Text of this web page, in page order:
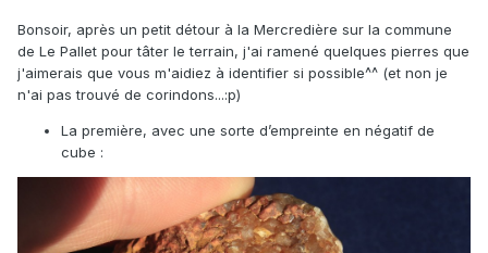
Bonsoir, après un petit détour à la Mercredière sur la commune
de Le Pallet pour tâter le terrain, j'ai ramené quelques pierres que
j'aimerais que vous m'aidiez à identifier si possible^^ (et non je
n'ai pas trouvé de corindons...:p)
La première, avec une sorte d’empreinte en négatif de
cube :